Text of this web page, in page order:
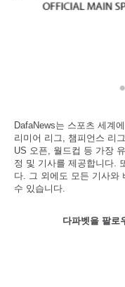
DafaNews는 스포츠 세계
리미어 리그, 챔피언스 리
US 오픈, 월드컵 등 가장
정 및 기사를 제공합니다.
다. 그 외에도 모든 기사와
수 있습니다.
다파벳을 팔로